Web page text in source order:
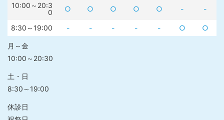
10:00～20:3
0
○ ○ ○ ○ ○ - -
8:30～19:00 - - - - - ○ ○
月～金
10:00～20:30
土・日
8:30～19:00
休診日